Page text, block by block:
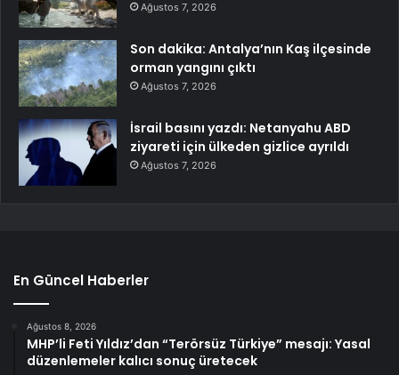
Ağustos 7, 2026
Son dakika: Antalya’nın Kaş ilçesinde
orman yangını çıktı
Ağustos 7, 2026
İsrail basını yazdı: Netanyahu ABD
ziyareti için ülkeden gizlice ayrıldı
Ağustos 7, 2026
En Güncel Haberler
Ağustos 8, 2026
MHP’li Feti Yıldız’dan “Terörsüz Türkiye” mesajı: Yasal
düzenlemeler kalıcı sonuç üretecek